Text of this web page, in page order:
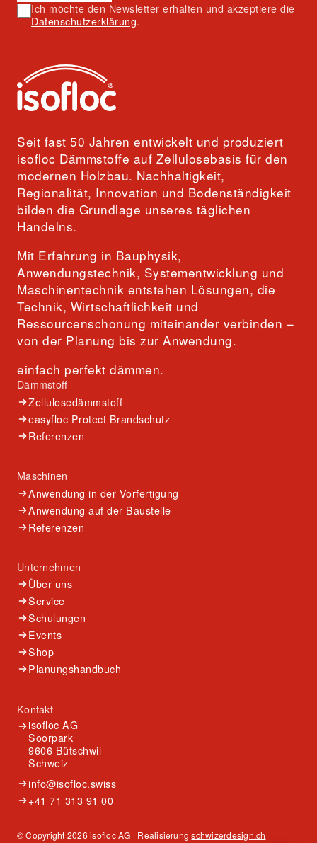
Ich möchte den Newsletter erhalten und akzeptiere die
Datenschutzerklärung.
Seit fast 50 Jahren entwickelt und produziert
isofloc Dämmstoffe auf Zellulosebasis für den
modernen Holzbau. Nachhaltigkeit,
Regionalität, Innovation und Bodenständigkeit
bilden die Grundlage unseres täglichen
Handelns.
Mit Erfahrung in Bauphysik,
Anwendungstechnik, Systementwicklung und
Maschinentechnik entstehen Lösungen, die
Technik, Wirtschaftlichkeit und
Ressourcenschonung miteinander verbinden –
von der Planung bis zur Anwendung.
einfach perfekt dämmen.
Dämmstoff
Zellulosedämmstoff
easyfloc Protect Brandschutz
Referenzen
Maschinen
Anwendung in der Vorfertigung
Anwendung auf der Baustelle
Referenzen
Unternehmen
Über uns
Service
Schulungen
Events
Shop
Planungshandbuch
Kontakt
isofloc AG
Soorpark
9606 Bütschwil
Schweiz
info@isofloc.swiss
+41 71 313 91 00
© Copyright 2026 isofloc AG | Realisierungschwizerdesign.ch